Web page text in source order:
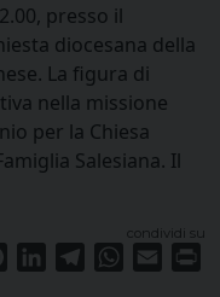
presso il
diocesana della
La figura di
nella missione
per la Chiesa
Salesiana. Il
condividi su
PinterestLinkedInTelegramWhatsApp
Email